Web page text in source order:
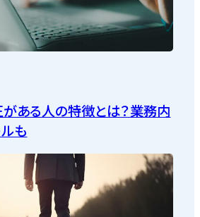
ある人の特徴とは？業務内
も